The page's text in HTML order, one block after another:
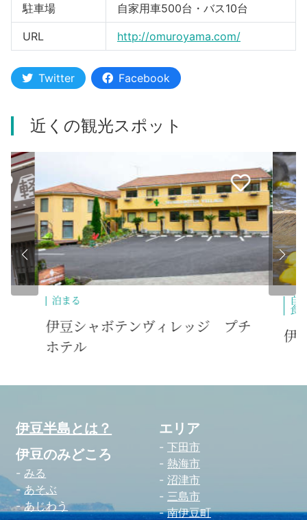
駐車場 自家用車500台・バス10台
URL http://omuroyama.com/
Twitter Facebook
近くの観光スポット
自然・景勝地
伊豆シャボテン動物公園
自
さ
伊豆半島とは？
伊豆のみどころ
みる
あそぶ
あじわう
エリア
下田市
熱海市
沼津市
三島市
南伊豆町